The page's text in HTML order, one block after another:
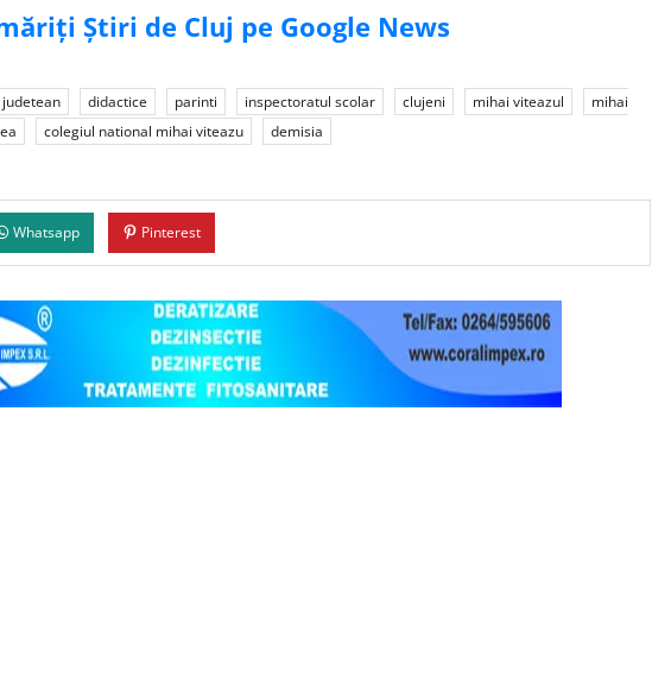
Știri de Cluj pe Google News
didactice parinti inspectoratul scolar clujeni mihai viteazul
mihai
colegiul national mihai viteazu demisia
Whatsapp Pinterest